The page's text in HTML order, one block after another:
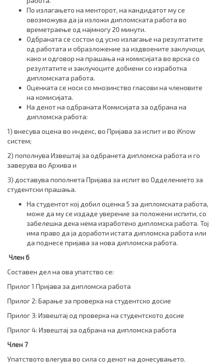
По излагањето на менторот, на кандидатот му се
овозможува да ја изложи дипломската работа во
времетраење од најмногу 20 минути.
Одбраната се состои од усно излагање на резултатите
од работата и образложение за издвоените заклучоци,
како и одговор на прашања на комисијата во врска со
резултатите и заклучоците добиени со изработка
дипломската работа.
Оценката се носи со мнозинство гласови на членовите
на комисијата.
На денот на одбраната Комисијата за одбрана на
дипломска работа:
1) внесува оцена во индекс, во Пријава за испит и во iKnow
систем;
2) пополнува Извештај за одбранета дипломска работа и го
заверува во Архива и
3) доставува пополнета Пријава за испит во Одделението за
студентски прашања.
На студентот кој добил оценка 5 за дипломската работа,
може да му се издаде уверение за положени испити, со
забелешка дека нема изработено дипломска работа. Тој
има право да ја доработи истата дипломска работа или
да поднесе пријава за нова дипломска работа.
Член 6
Составен дел на ова упатство се:
Прилог 1 Пријава за дипломска работа
Прилог 2: Барање за проверка на студентско досие
Прилог 3: Извештај од проверка на студентското досие
Прилог 4: Извештај за одбрана на дипломска работа
Член 7
Упатството влегува во сила со денот на донесувањето.